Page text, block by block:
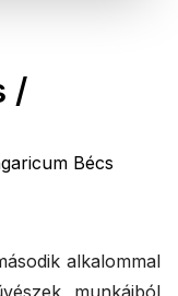
/
Bécs
alkalommal
munkáiból